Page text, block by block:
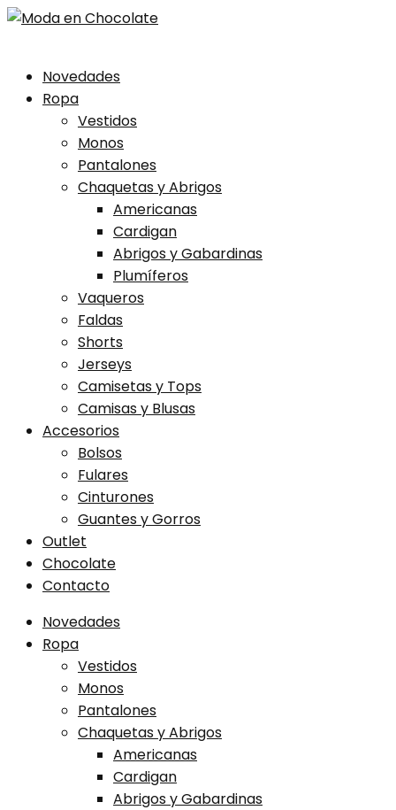
Skip
content
Novedades
Ropa
Vestidos
Monos
Pantalones
Chaquetas y Abrigos
Americanas
Cardigan
Abrigos y Gabardinas
Plumíferos
Vaqueros
Faldas
Shorts
Jerseys
Camisetas y Tops
Camisas y Blusas
Accesorios
Bolsos
Fulares
Cinturones
Guantes y Gorros
Outlet
Chocolate
Contacto
Novedades
Ropa
Vestidos
Monos
Pantalones
Chaquetas y Abrigos
Americanas
Cardigan
Abrigos y Gabardinas